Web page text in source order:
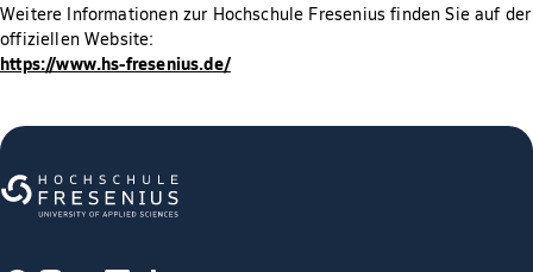
Weitere Informationen zur Hochschule Fresenius finden Sie auf der
offiziellen Website:
https://www.hs-fresenius.de/